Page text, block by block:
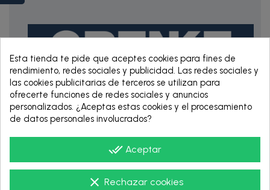
RENTING DE 12
HASTA 60 MESES
Esta tienda te pide que aceptes cookies para fines de
rendimiento, redes sociales y publicidad. Las redes sociales y
las cookies publicitarias de terceros se utilizan para
ofrecerte funciones de redes sociales y anuncios
personalizados. ¿Aceptas estas cookies y el procesamiento
de datos personales involucrados?
done_all Aceptar
clear Rechazar cookies